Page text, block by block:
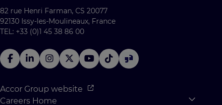
82 rue Henri Farman, CS 20077
92130 Issy-les-Moulineaux, France
TEL: +33 (0)1 45 38 86 00
Accor Group website
Careers Home